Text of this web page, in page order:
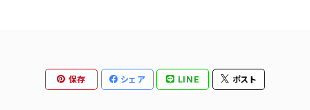
保存 シェア LINE ポスト